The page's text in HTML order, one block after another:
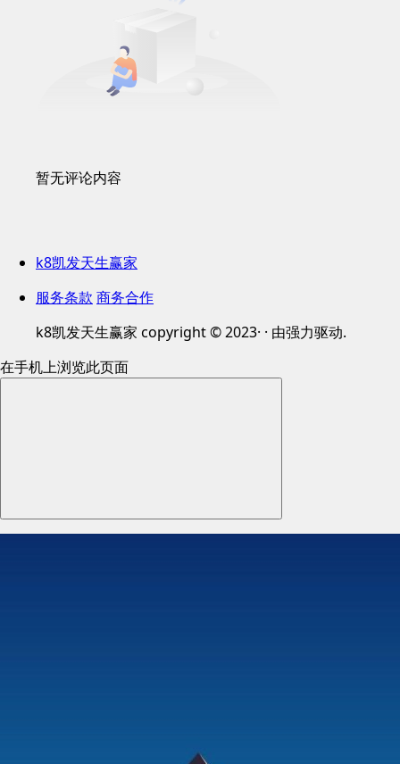
暂无评论内容
k8凯发天生赢家
服务条款 商务合作
k8凯发天生赢家 copyright © 2023· · 由强力驱动.
在手机上浏览此页面